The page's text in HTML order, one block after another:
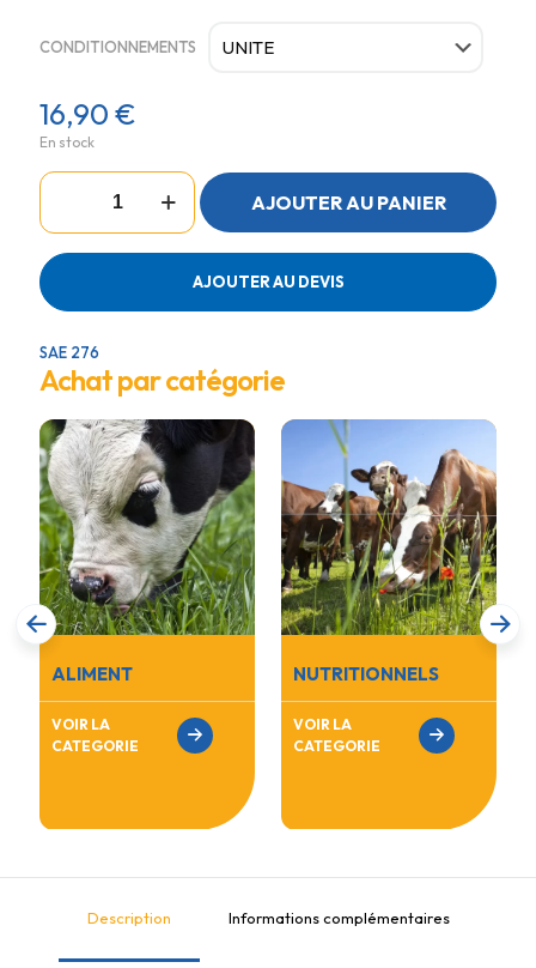
CONDITIONNEMENTS
16,90€
En stock
quantité
TENEDROP
PIEGE
A
TENEBRIONS
AJOUTER AU PANIER
AJOUTER AU DEVIS
SAE 276
Achat par catégorie
ALIMENT
VOIR LA
CATEGORIE
NUTRITIONNELS
VOIR LA
CATEGORIE
Description Informations complémentaires